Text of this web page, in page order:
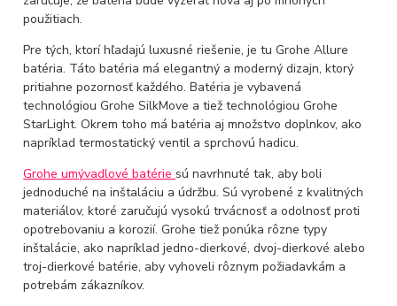
použitiach.
Pre tých, ktorí hľadajú luxusné riešenie, je tu Grohe Allure
batéria. Táto batéria má elegantný a moderný dizajn, ktorý
pritiahne pozornosť každého. Batéria je vybavená
technológiou Grohe SilkMove a tiež technológiou Grohe
StarLight. Okrem toho má batéria aj množstvo doplnkov, ako
napríklad termostatický ventil a sprchovú hadicu.
Grohe umývadlové batérie sú navrhnuté tak, aby boli
jednoduché na inštaláciu a údržbu. Sú vyrobené z kvalitných
materiálov, ktoré zaručujú vysokú trvácnosť a odolnosť proti
opotrebovaniu a korozií. Grohe tiež ponúka rôzne typy
inštalácie, ako napríklad jedno-dierkové, dvoj-dierkové alebo
troj-dierkové batérie, aby vyhoveli rôznym požiadavkám a
potrebám zákazníkov.